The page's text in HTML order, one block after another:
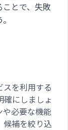
とで、失敗
スを利用する
確にしましょ
や必要な機能
候補を絞り込